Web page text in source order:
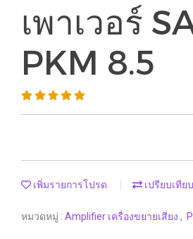
เพาเวอร์
PKM 8.5
เพิ่มรายการโปรด เปรียบเทียบ
หมวดหมู่ : Amplifier เครื่องขยายเสียง ,